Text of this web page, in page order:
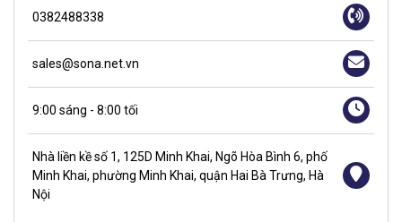
0382488338
sales@sona.net.vn
9:00 sáng - 8:00 tối
Nhà liền kề số 1, 125D Minh Khai, Ngõ Hòa Bình 6, phố
Minh Khai, phường Minh Khai, quận Hai Bà Trưng, Hà
Nội